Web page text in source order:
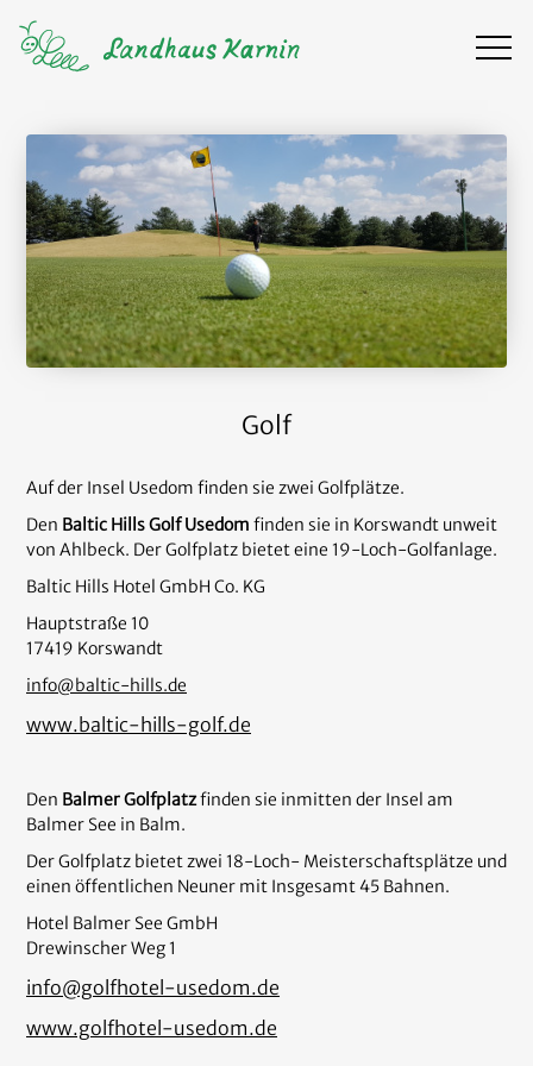
Golf
Auf der Insel Usedom finden sie zwei Golfplätze.
Den Baltic Hills Golf Usedom finden sie in Korswandt unweit
von Ahlbeck. Der Golfplatz bietet eine 19-Loch-Golfanlage.
Baltic Hills Hotel GmbH Co. KG
Hauptstraße 10
17419 Korswandt
info@baltic-hills.de
www.baltic-hills-golf.de
Den Balmer Golfplatzfinden sie inmitten der Insel am
Balmer See in Balm.
Der Golfplatz bietet zwei 18-Loch- Meisterschaftsplätze und
einen öffentlichen Neuner mit Insgesamt 45 Bahnen.
Hotel Balmer See GmbH
Drewinscher Weg 1
info@golfhotel-usedom.de
www.golfhotel-usedom.de